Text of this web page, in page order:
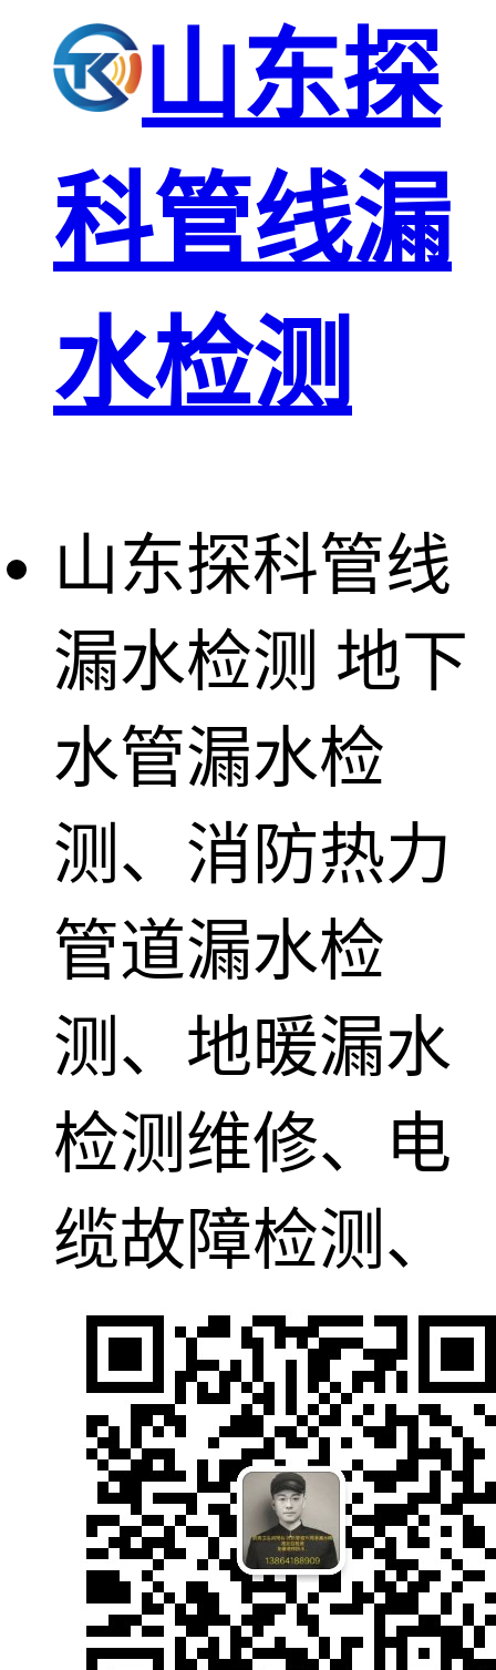
山东探
科管线漏
水检测
山东探科管线
漏水检测 地下
水管漏水检
测、消防热力
管道漏水检
测、地暖漏水
检测维修、电
缆故障检测、